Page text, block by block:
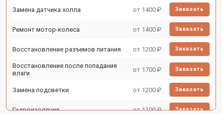
Замена датчика холла от 1400 ₽ Заказать
Ремонт мотор-колеса от 1400 ₽ Заказать
Восстановление разъемов питания от 1200 ₽ Заказать
Восстановление после попадания
влаги
от 1700 ₽ Заказать
Замена подсветки от 1200 ₽ Заказать
Гидроизоляция от 1100 ₽ Заказать